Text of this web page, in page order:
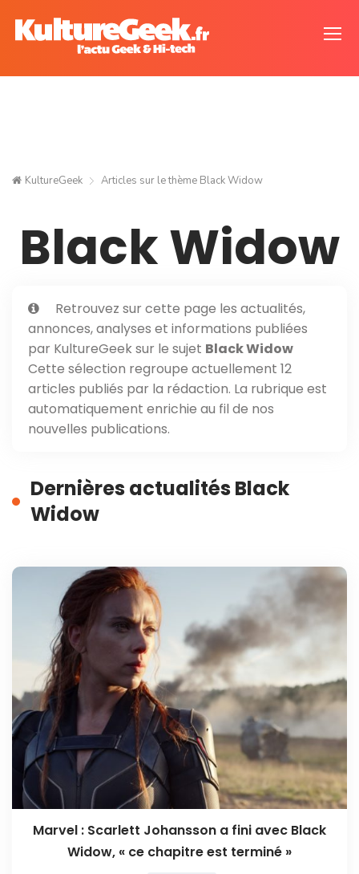
KultureGeek Articles sur le thème Black Widow
Black Widow
Retrouvez sur cette page les actualités,
annonces, analyses et informations publiées
par KultureGeek sur le sujet Black Widow
Cette sélection regroupe actuellement 12
articles publiés par la rédaction. La rubrique est
automatiquement enrichie au fil de nos
nouvelles publications.
Dernières actualités Black
Widow
Marvel : Scarlett Johansson a fini avec Black
Widow, « ce chapitre est terminé »